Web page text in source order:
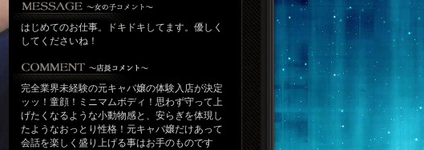
はじめてのお仕事。ドキドキしてます。優しく
してくださいね！
完全業界未経験の元キャバ嬢の体験入店が決定
ッッ！童顔！ミニマムボディ！思わず守って上
げたくなるような小動物感と、安らぎを体現し
たようなおっとり性格！元キャバ嬢だけあって
会話を楽しく盛り上げる事はお手のものです